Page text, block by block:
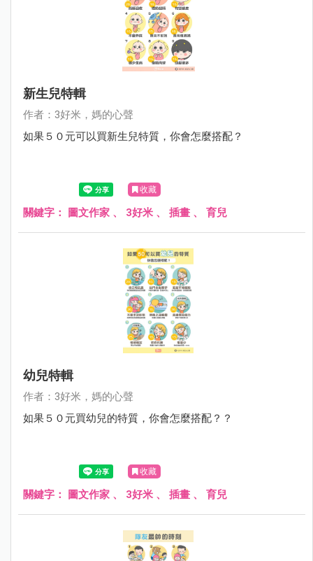
新生兒特輯
作者：3好米，媽的心聲
如果５０元可以買新生兒特質，你會怎麼搭配？
收藏
關鍵字： 圖文作家 、 3好米 、 插畫 、 育兒
幼兒特輯
作者：3好米，媽的心聲
如果５０元買幼兒的特質，你會怎麼搭配？？
收藏
關鍵字： 圖文作家 、 3好米 、 插畫 、 育兒